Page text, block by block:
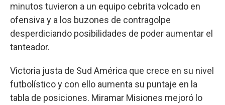
minutos tuvieron a un equipo cebrita volcado en
ofensiva y a los buzones de contragolpe
desperdiciando posibilidades de poder aumentar el
tanteador.
Victoria justa de Sud América que crece en su nivel
futbolístico y con ello aumenta su puntaje en la
tabla de posiciones. Miramar Misiones mejoró lo